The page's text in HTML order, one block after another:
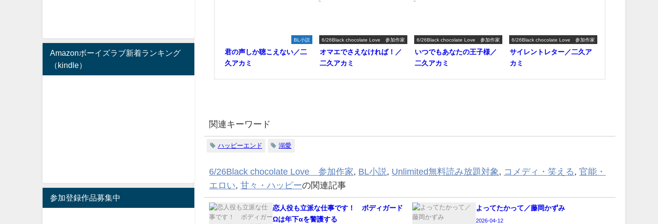
BL小説
君の声しか聴こえない／二
久アカミ
6/26Black chocolate Love 参加作家
オマエでさえなければ！／
二久アカミ
6/26Black chocolate Love 参加作家
いつでもあなたの王子様／
二久アカミ
6/26Black chocolate Love 参加作家
サイレントレター／二久ア
カミ
関連キーワード
ハッピーエンド 溺愛
6/26Black chocolate Love 参加作家, BL小説, Unlimited無料読み放題対象 , コメディ・笑える,官能・
エロい,甘々・ハッピーの関連記事
恋人役も立派な仕事です！ ボディガード
Ωは年下αを警護する
よってたかって／藤岡かずみ
2026-04-12
Amazonボーイズラブ新着ランキング
（kindle）
参加登録作品募集中